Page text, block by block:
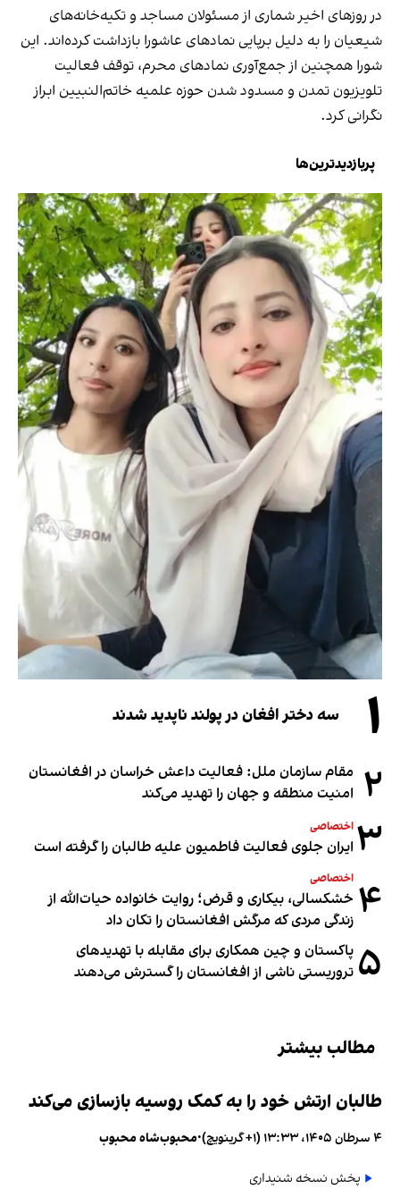
در روزهای اخیر شماری از مسئولان مساجد و تکیه‌خانه‌های
شیعیان را به دلیل برپایی نمادهای عاشورا بازداشت کرده‌اند. این
شورا همچنین از جمع‌آوری نمادهای محرم، توقف فعالیت
تلویزیون تمدن و مسدود شدن حوزه علمیه خاتم‌النبیین ابراز
نگرانی کرد.
پربازدیدترین‌ها
۱ سه دختر افغان در پولند ناپدید شدند
۲ مقام سازمان ملل: فعالیت داعش خراسان در افغانستان
امنیت منطقه و جهان را تهدید می‌کند
۳ اختصاصی
ایران جلوی فعالیت فاطمیون علیه طالبان را گرفته است
۴ اختصاصی
خشکسالی، بیکاری و قرض؛ روایت خانواده حیات‌الله از
زندگی مردی که مرگش افغانستان را تکان داد
۵ پاکستان و چین همکاری برای مقابله با تهدیدهای
تروریستی ناشی از افغانستان را گسترش می‌دهند
مطالب بیشتر
طالبان ارتش خود را به کمک روسیه بازسازی می‌کند
۴ سرطان ۱۴۰۵، ۱۳:۳۳ (‎+۱ گرینویچ) •محبوب‌شاه محبوب
پخش نسخه شنیداری